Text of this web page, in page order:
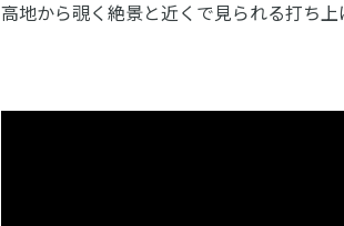
高地から覗く絶景と近くで見られる打ち上